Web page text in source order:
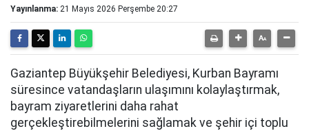
Yayınlanma: 21 Mayıs 2026 Perşembe 20:27
Gaziantep Büyükşehir Belediyesi, Kurban Bayramı
süresince vatandaşların ulaşımını kolaylaştırmak,
bayram ziyaretlerini daha rahat
gerçekleştirebilmelerini sağlamak ve şehir içi toplu